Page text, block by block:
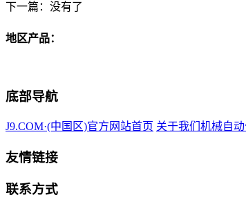
下一篇：没有了
地区产品：
底部导航
J9.COM·(中国区)官方网站首页 关于我们 机械自
友情链接
联系方式